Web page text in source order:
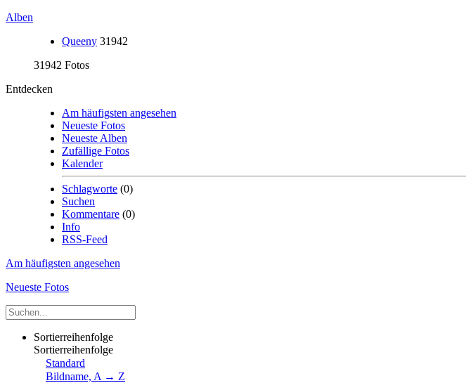
Alben
Queeny 31942
31942 Fotos
Entdecken
Am häufigsten angesehen
Neueste Fotos
Neueste Alben
Zufällige Fotos
Kalender
Schlagworte (0)
Suchen
Kommentare (0)
Info
RSS-Feed
Am häufigsten angesehen
Neueste Fotos
Sortierreihenfolge
Sortierreihenfolge
Standard
Bildname, A → Z